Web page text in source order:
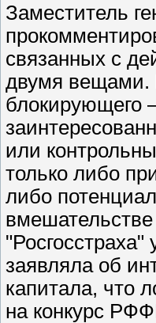
Заместитель
связанных с
двумя вещами.
блокирующего
или
только либо
либо
вмешательстве
заявляла об
капитала, что
на конкурс